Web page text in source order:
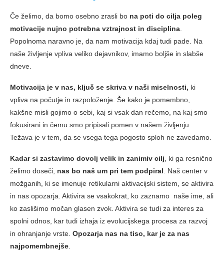
Če želimo, da bomo osebno zrasli bo na poti do cilja poleg
motivacije nujno potrebna vztrajnost in disciplina
Popolnoma naravno je, da nam motivacija kdaj tudi pade. Na
naše življenje vpliva veliko dejavnikov, imamo boljše in slabše
dneve.
Motivacija je v nas, ključ se skriva v naši miselnosti, ki
vpliva na počutje in razpoloženje. Še kako je pomembno,
kakšne misli gojimo o sebi, kaj si vsak dan rečemo, na kaj smo
fokusirani in čemu smo pripisali pomen v našem življenju.
Težava je v tem, da se vsega tega pogosto sploh ne zavedamo.
Kadar si zastavimo dovolj velik in zanimiv cilj , ki ga resnično
želimo doseči, nas bo naš um pri tem podpiral . Naš center v
možganih, ki se imenuje retikularni aktivacijski sistem, se aktivira
in nas opozarja. Aktivira se vsakokrat, ko zaznamo naše ime, ali
ko zaslišimo močan glasen zvok. Aktivira se tudi za interes za
spolni odnos, kar tudi izhaja iz evolucijskega procesa za razvoj
in ohranjanje vrste. Opozarja nas na tiso, kar je za nas
najpomembnejše